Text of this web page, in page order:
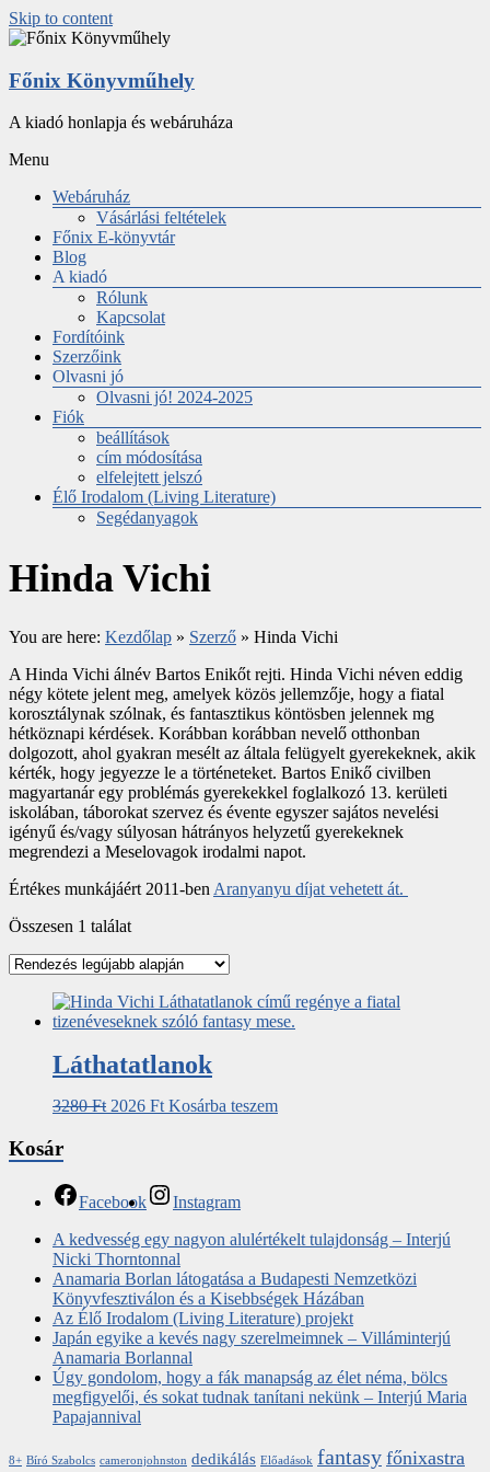
Skip to content
Főnix Könyvműhely
A kiadó honlapja és webáruháza
Menu
Webáruház
Vásárlási feltételek
Főnix E-könyvtár
Blog
A kiadó
Rólunk
Kapcsolat
Fordítóink
Szerzőink
Olvasni jó
Olvasni jó! 2024-2025
Fiók
beállítások
cím módosítása
elfelejtett jelszó
Élő Irodalom (Living Literature)
Segédanyagok
Hinda Vichi
You are here: Kezdőlap » Szerző » Hinda Vichi
A Hinda Vichi álnév Bartos Enikőt rejti. Hinda Vichi néven eddig
négy kötete jelent meg, amelyek közös jellemzője, hogy a fiatal
korosztálynak szólnak, és fantasztikus köntösben jelennek mg
hétköznapi kérdések. Korábban korábban nevelő otthonban
dolgozott, ahol gyakran mesélt az általa felügyelt gyerekeknek, akik
kérték, hogy jegyezze le a történeteket. Bartos Enikő civilben
magyartanár egy problémás gyerekekkel foglalkozó 13. kerületi
iskolában, táborokat szervez és évente egyszer sajátos nevelési
igényű és/vagy súlyosan hátrányos helyzetű gyerekeknek
megrendezi a Meselovagok irodalmi napot.
Értékes munkájáért 2011-ben Aranyanyu díjat vehetett át.
Összesen 1 találat
Láthatatlanok
3280Ft 2026 Ft Kosárba teszem
Kosár
Facebook
Instagram
A kedvesség egy nagyon alulértékelt tulajdonság – Interjú
Nicki Thorntonnal
Anamaria Borlan látogatása a Budapesti Nemzetközi
Könyvfesztiválon és a Kisebbségek Házában
Az Élő Irodalom (Living Literature) projekt
Japán egyike a kevés nagy szerelmeimnek – Villáminterjú
Anamaria Borlannal
Úgy gondolom, hogy a fák manapság az élet néma, bölcs
megfigyelői, és sokat tudnak tanítani nekünk – Interjú Maria
Papajannival
8+ Bíró Szabolcs cameronjohnston dedikálás Előadások fantasy főnixastra